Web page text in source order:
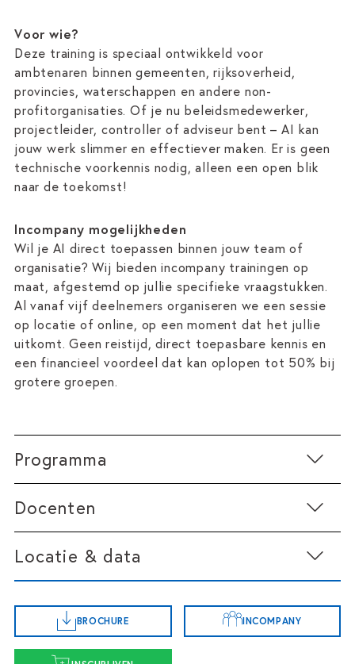
Voor wie?
Deze training is speciaal ontwikkeld voor
ambtenaren binnen gemeenten, rijksoverheid,
provincies, waterschappen en andere non-
profitorganisaties. Of je nu beleidsmedewerker,
projectleider, controller of adviseur bent – AI kan
jouw werk slimmer en effectiever maken. Er is geen
technische voorkennis nodig, alleen een open blik
naar de toekomst!
Incompany mogelijkheden
Wil je AI direct toepassen binnen jouw team of
organisatie? Wij bieden incompany trainingen op
maat, afgestemd op jullie specifieke vraagstukken.
Al vanaf vijf deelnemers organiseren we een sessie
op locatie of online, op een moment dat het jullie
uitkomt. Geen reistijd, direct toepasbare kennis en
een financieel voordeel dat kan oplopen tot 50% bij
grotere groepen.
Programma
Klaar om je werk naar een hoger niveau te tillen? Deze
training geeft je alle handvatten om AI verantwoord
en effectief in te zetten. Je productiviteit gaat
Ochtendprogramma
De Basis van AI in de Publieke Sector
Docenten
Locatie & data
Startdatum 20 oktober
BROCHURE INCOMPANY